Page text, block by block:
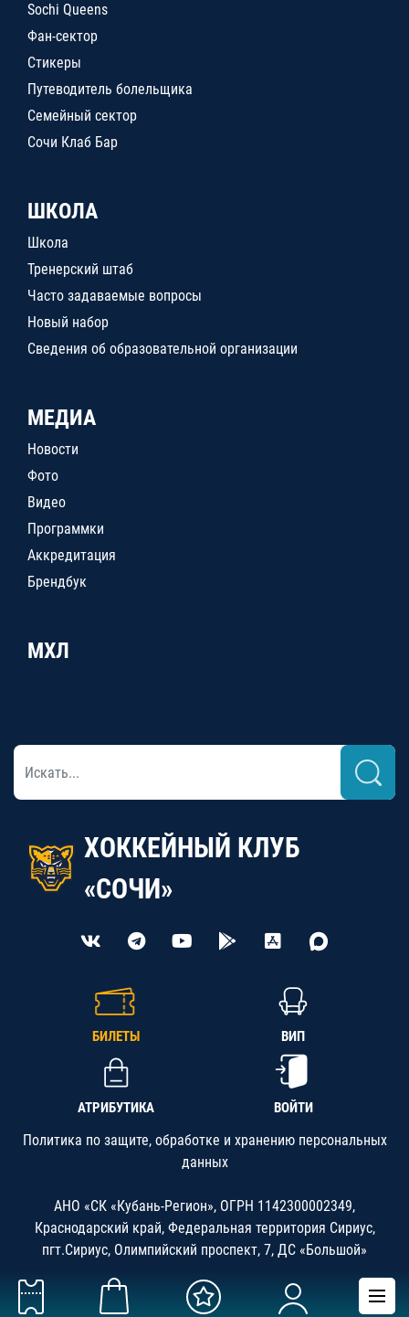
Sochi Queens
Фан-сектор
Стикеры
Путеводитель болельщика
Семейный сектор
Сочи Клаб Бар
ШКОЛА
Школа
Тренерский штаб
Часто задаваемые вопросы
Новый набор
Сведения об образовательной организации
МЕДИА
Новости
Фото
Видео
Программки
Аккредитация
Брендбук
МХЛ
ХОККЕЙНЫЙ КЛУБ
«СОЧИ»
БИЛЕТЫ ВИП
АТРИБУТИКА ВОЙТИ
Политика по защите, обработке и хранению персональных
данных
АНО «СК «Кубань-Регион», ОГРН 1142300002349,
Краснодарский край, Федеральная территория Сириус,
пгт.Сириус, Олимпийский проспект, 7, ДС «Большой»